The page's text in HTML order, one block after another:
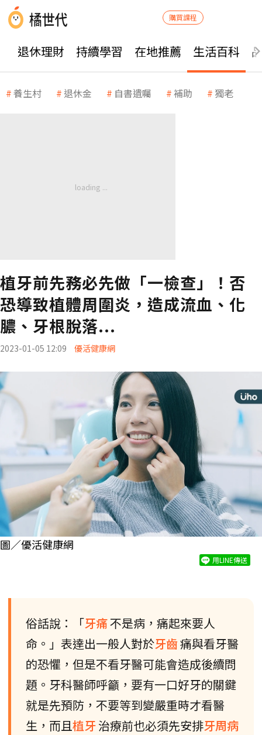
購買課程
退休理財 持續學習 在地推薦 生活百科
養生村 退休金 自書遺囑 補助 獨老
植牙前先務必先做「一檢查」！否
恐導致植體周圍炎，造成流血、化
膿、牙根脫落...
2023-01-05 12:09 優活健康網
圖／優活健康網
用LINE傳送
俗話說：「牙痛不是病，痛起來要人
命。」表達出一般人對於牙齒痛與看牙醫
的恐懼，但是不看牙醫可能會造成後續問
題。牙科醫師呼籲，要有一口好牙的關鍵
就是先預防，不要等到變嚴重時才看醫
生，而且植牙治療前也必須先安排牙周病